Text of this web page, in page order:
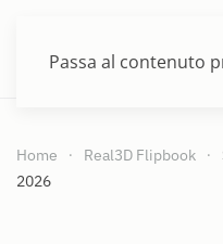
Passa al contenuto
Home Real3D Flipbook
2026